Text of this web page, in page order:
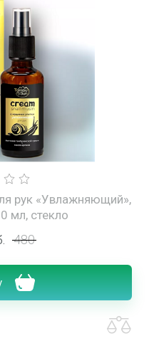
рук «Увлажняющий»,
мл, стекло
480